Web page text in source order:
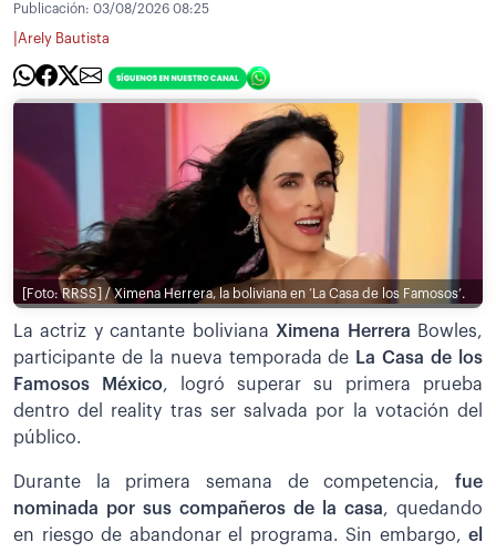
Publicación: 03/08/2026 08:25
Arely Bautista
[Foto: RRSS] / Ximena Herrera, la boliviana en ‘La Casa de los Famosos’.
La actriz y cantante boliviana Ximena Herrera Bowles,
participante de la nueva temporada de La Casa de los
Famosos México, logró superar su primera prueba
dentro del reality tras ser salvada por la votación del
público.
Durante la primera semana de competencia, fue
nominada por sus compañeros de la casa, quedando
en riesgo de abandonar el programa. Sin embargo, el